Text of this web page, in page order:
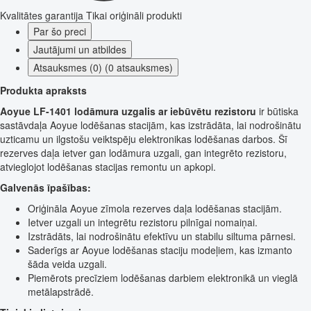
Kvalitātes garantija Tikai oriģināli produkti
Par šo preci
Jautājumi un atbildes
Atsauksmes (0) (0 atsauksmes)
Produkta apraksts
Aoyue LF-1401 lodāmura uzgalis ar iebūvētu rezistoru ir būtiska
sastāvdaļa Aoyue lodēšanas stacijām, kas izstrādāta, lai nodrošinātu
uzticamu un ilgstošu veiktspēju elektronikas lodēšanas darbos. Šī
rezerves daļa ietver gan lodāmura uzgali, gan integrēto rezistoru,
atvieglojot lodēšanas stacijas remontu un apkopi.
Galvenās īpašības:
Oriģināla Aoyue zīmola rezerves daļa lodēšanas stacijām.
Ietver uzgali un integrētu rezistoru pilnīgai nomaiņai.
Izstrādāts, lai nodrošinātu efektīvu un stabilu siltuma pārnesi.
Saderīgs ar Aoyue lodēšanas staciju modeļiem, kas izmanto
šāda veida uzgali.
Piemērots precīziem lodēšanas darbiem elektronikā un vieglā
metālapstrādē.